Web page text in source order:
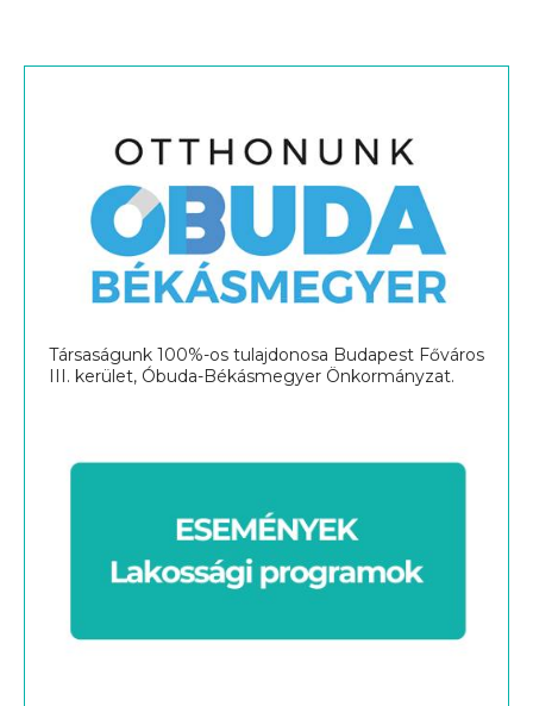
Társaságunk 100%-os tulajdonosa Budapest Főváros
III. kerület, Óbuda-Békásmegyer Önkormányzat.